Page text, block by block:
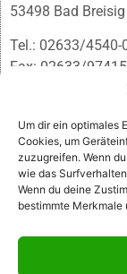
Um dir ein optimales
Cookies, um
zuzugreifen. Wenn
wie das
Wenn du deine
bestimmte
53498 Bad Breisig
Tel.: 02633/4540-
Fax: 02633/97415